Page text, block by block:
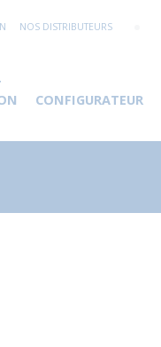
NOS DISTRIBUTEURS
CONFIGURATEUR